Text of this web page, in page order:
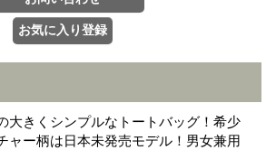
大きくシンプルなトートバッグ！希少
ャー柄は日本未発売モデル！男女兼用